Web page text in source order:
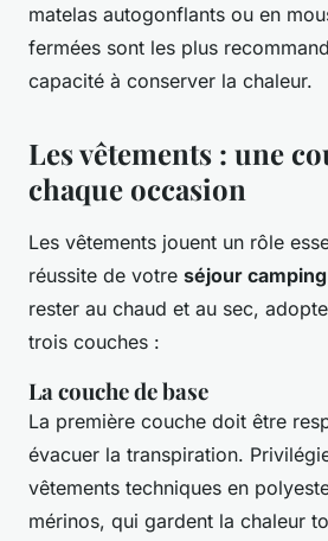
matelas autogonflants ou en
fermées sont les plus
capacité à conserver la chaleur.
Les vêtements : une
chaque occasion
Les vêtements jouent un rôle
réussite de votre séjour camping
rester au chaud et au sec,
trois couches :
La couche de base
La première couche doit être
évacuer la transpiration.
vêtements techniques en
mérinos, qui gardent la chaleur